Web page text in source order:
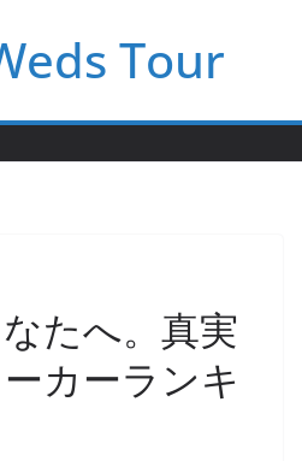
Tour
たへ。真実
カーランキ